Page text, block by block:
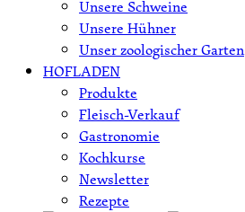
Unsere Schweine
Unsere Hühner
Unser zoologischer Garten
HOFLADEN
Produkte
Fleisch-Verkauf
Gastronomie
Kochkurse
Newsletter
Rezepte